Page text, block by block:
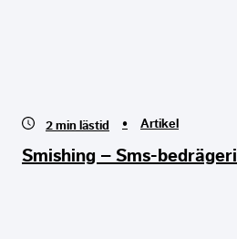
2 min lästid • Artikel
Smishing – Sms-bedrägeri